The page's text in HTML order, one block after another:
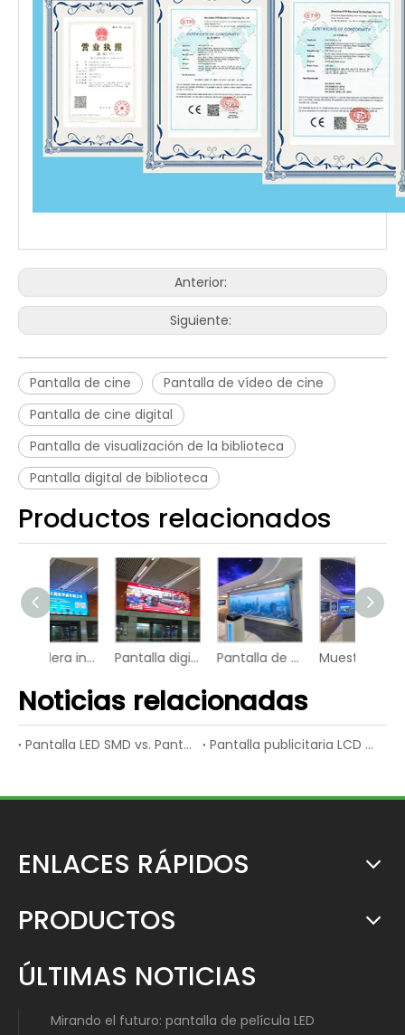
Anterior:
Siguiente:
Pantalla de cine
Pantalla de vídeo de cine
Pantalla de cine digital
Pantalla de visualización de la biblioteca
Pantalla digital de biblioteca
Productos relacionados
Pantalla digital de vídeo inteligente UHD P3 con pantalla LED plana para aeropuerto Pantalla de vídeo del tablero digital de la escuela de la muestra de Wifi LED de la tienda Muestra elegante del indicador digital del panel de vídeo del módulo LED del hospital
Noticias relacionadas
Pantalla LED SMD vs. Pantalla LED de inmersión Pantalla publicitaria LCD vs. Pantalla publicitaria LED
ENLACES RÁPIDOS
PRODUCTOS
ÚLTIMAS NOTICIAS
Mirando el futuro: pantalla de película LED